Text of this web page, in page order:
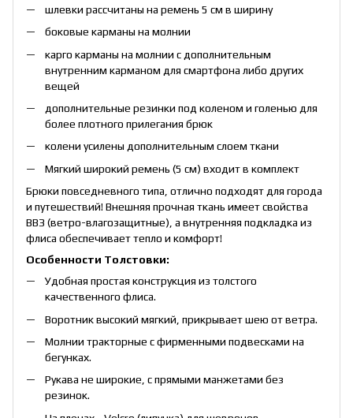
шлевки рассчитаны на ремень 5 см в ширину
боковые карманы на молнии
карго карманы на молнии с дополнительным
внутренним карманом для смартфона либо других
вещей
дополнительные резинки под коленом и голенью для
более плотного прилегания брюк
колени усилены дополнительным слоем ткани
Мягкий широкий ремень (5 см) входит в комплект
Брюки повседневного типа, отлично подходят для города
и путешествий! Внешняя прочная ткань имеет свойства
ВВЗ (ветро-влагозащитные), а внутренняя подкладка из
флиса обеспечивает тепло и комфорт!
Особенности Толстовки:
Удобная простая конструкция из толстого
качественного флиса.
Воротник высокий мягкий, прикрывает шею от ветра.
Молнии тракторные с фирменными подвесками на
бегунках.
Рукава не широкие, с прямыми манжетами без
резинок.